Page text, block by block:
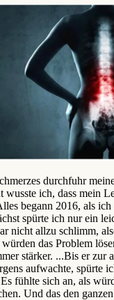
durchfuhr
wusste ich, dass mein
begann 2016, als
spürte ich nur ein
nicht allzu schlimm,
würden das Problem
stärker. ...Bis er zur
aufwachte, spürte
fühlte sich an, als
Und das den